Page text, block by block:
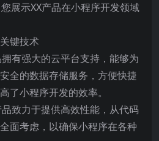
展示XX产品在小程序开发领域
键技术
有强大的云平台支持，能够为
全的数据存储服务，方便快捷
了小程序开发的效率。
致力于提供高效性能，从代码
面考虑，以确保小程序在各种